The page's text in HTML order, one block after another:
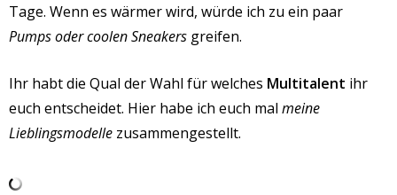
Tage. Wenn es wärmer wird, würde ich zu ein paar
Pumps oder coolen Sneakers greifen.
Ihr habt die Qual der Wahl für welches Multitalent ihr
euch entscheidet. Hier habe ich euch mal meine
Lieblingsmodelle zusammengestellt.